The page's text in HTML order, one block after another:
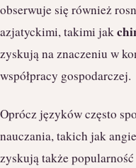
obserwuje się również
azjatyckimi, takimi jak
zyskują na znaczeniu w
współpracy gospodarczej.
Oprócz języków często
nauczania, takich jak
zyskują także